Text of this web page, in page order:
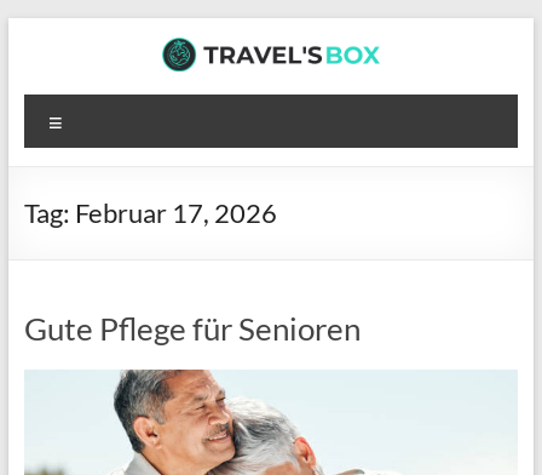
TRAVEL’S
BOX
wartet
dich
Tag: Februar 17, 2026
Gute Pflege für Senioren